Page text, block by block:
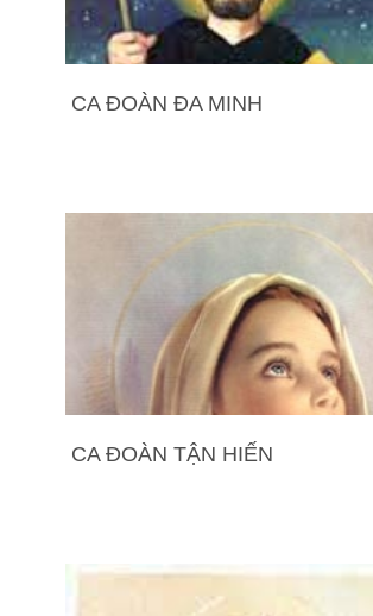
CA ĐOÀN ĐA MINH
CA ĐOÀN TẬN HIẾN